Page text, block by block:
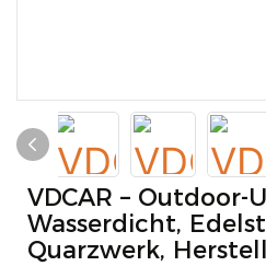
VDCAR – Outdoor-
Wasserdicht,
Quarzwerk,